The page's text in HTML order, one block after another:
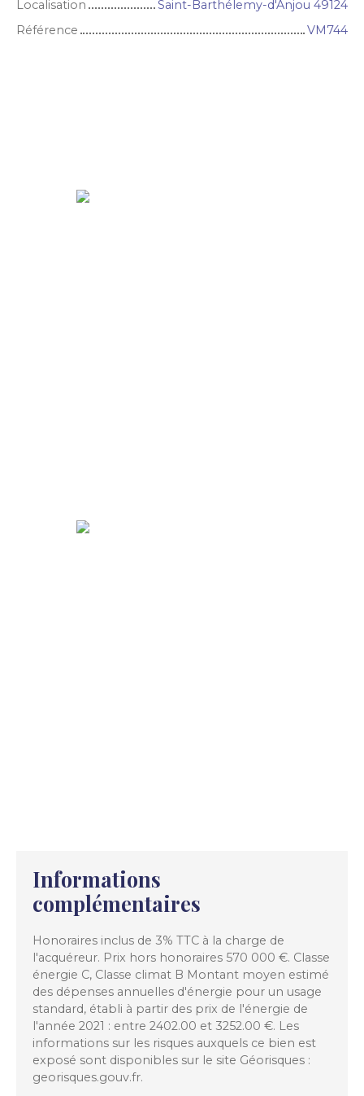
Localisation
Saint-Barthélemy-d'Anjou 49124
Référence
VM744
Informations
complémentaires
Honoraires inclus de 3% TTC à la charge de
l'acquéreur. Prix hors honoraires 570 000 €. Classe
énergie C, Classe climat B Montant moyen estimé
des dépenses annuelles d'énergie pour un usage
standard, établi à partir des prix de l'énergie de
l'année 2021 : entre 2402.00 et 3252.00 €. Les
informations sur les risques auxquels ce bien est
exposé sont disponibles sur le site Géorisques :
georisques.gouv.fr.